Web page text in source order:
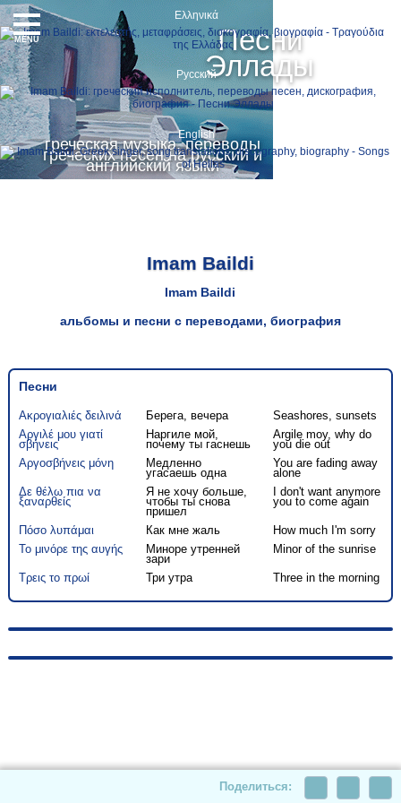
Песни
Эллады
греческая музыка, переводы
греческих песен на русский и
английский языки
Ελληνικά
Русский
English
MENU
Imam Baildi
Imam Baildi
альбомы и песни с переводами, биография
Песни
Ακρογιαλιές δειλινά Берега, вечера
Seashores, sunsets
Αργιλέ μου γιατί
σβήνεις
Наргиле мой,
почему ты гаснешь
Argile moy, why do
you die out
Αργοσβήνεις μόνη
Медленно
угасаешь одна
You are fading away
alone
Δε θέλω πια να
ξαναρθείς
Я не хочу больше,
чтобы ты снова
пришел
I don't want anymore
you to come again
Πόσο λυπάμαι Как мне жаль
How much I'm sorry
Το μινόρε της αυγής
Миноре утренней
зари
Minor of the sunrise
Τρεις το πρωί Три утра Three in the morning
Поделиться: